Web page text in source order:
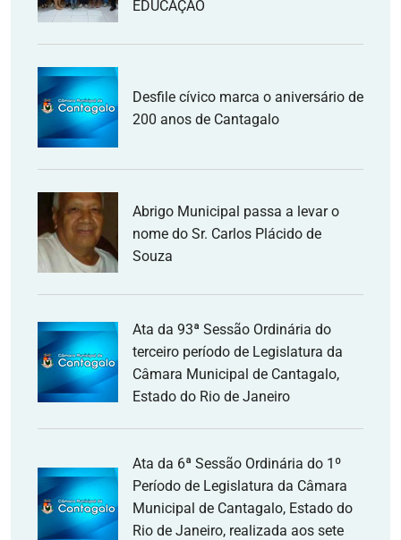
EDUCAÇÃO
Desfile cívico marca o aniversário de
200 anos de Cantagalo
Abrigo Municipal passa a levar o
nome do Sr. Carlos Plácido de
Souza
Ata da 93ª Sessão Ordinária do
terceiro período de Legislatura da
Câmara Municipal de Cantagalo,
Estado do Rio de Janeiro
Ata da 6ª Sessão Ordinária do 1º
Período de Legislatura da Câmara
Municipal de Cantagalo, Estado do
Rio de Janeiro, realizada aos sete